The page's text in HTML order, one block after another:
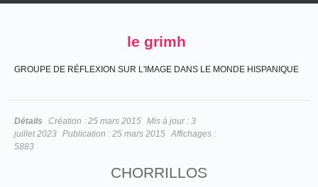
le grimh
GROUPE DE RÉFLEXION SUR L'IMAGE DANS LE MONDE HISPANIQUE
Détails Création : 25 mars 2015 Mis à jour : 3
juillet 2023 Publication : 25 mars 2015 Affichages :
5883
CHORRILLOS